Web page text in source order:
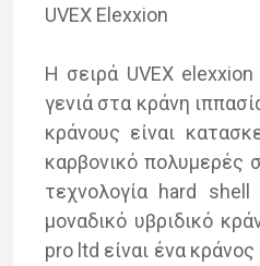
UVEX Elexxion
Η σει­ρά UVEX
γε­νιά στα κρά­νη
κρά­νους εί­ναι
καρ­βο­νι­κό πο­λυ­με­ρές
τε­χνο­λο­γία hard
μο­να­δι­κό υβρι­δι­κό
pro ltd εί­ναι ένα